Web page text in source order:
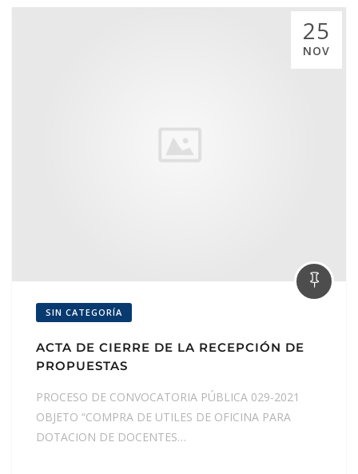
25
NOV
SIN CATEGORÍA
ACTA DE CIERRE DE LA RECEPCIÓN DE
PROPUESTAS
PROCESO DE CONVOCATORIA PÚBLICA 029-2021
OBJETO “COMPRA DE UTILES DE OFICINA PARA
DOTACION DE DOCENTES…